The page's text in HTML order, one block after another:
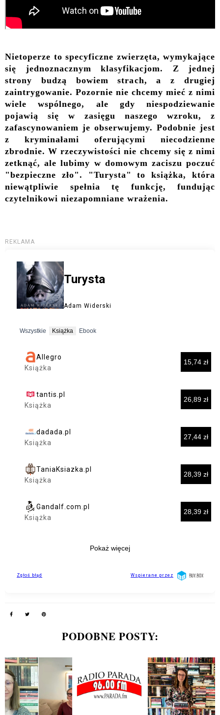
Nietoperze to specyficzne zwierzęta, wymykające
się jednoznacznym klasyfikacjom. Z jednej
strony budzą bowiem strach, a z drugiej
zaintrygowanie. Pozornie nie chcemy mieć z nimi
wiele wspólnego, ale gdy niespodziewanie
pojawią się w zasięgu naszego wzroku, z
zafascynowaniem je obserwujemy. Podobnie jest
z kryminałami oferującymi niecodzienne
zbrodnie. W rzeczywistości nie chcemy się z nimi
zetknąć, ale lubimy w domowym zaciszu poczuć
"bezpieczne zło". "Turysta" to książka, która
niewątpliwie spełnia tę funkcję, fundując
czytelnikowi niezapomniane wrażenia.
PODOBNE POSTY: